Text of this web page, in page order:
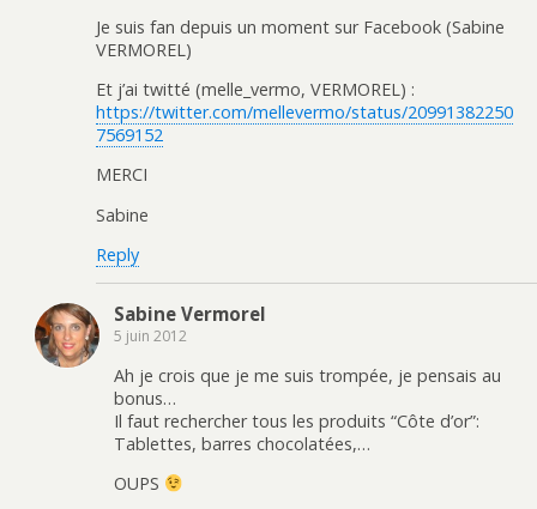
Je suis fan depuis un moment sur Facebook (Sabine
VERMOREL)
Et j’ai twitté (melle_vermo, VERMOREL) :
https://twitter.com/mellevermo/status/20991382250
7569152
MERCI
Sabine
Reply
Sabine Vermorel
5 juin 2012
Ah je crois que je me suis trompée, je pensais au
bonus…
Il faut rechercher tous les produits “Côte d’or”:
Tablettes, barres chocolatées,…
OUPS